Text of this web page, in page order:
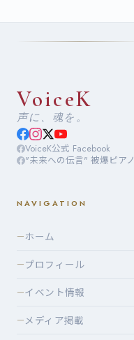
VoiceK
声に、魂を。
VoiceK公式 Facebook
"未来への伝言" 被爆ピア
NAVIGATION
—ホーム
—プロフィール
—イベント情報
—メディア掲載